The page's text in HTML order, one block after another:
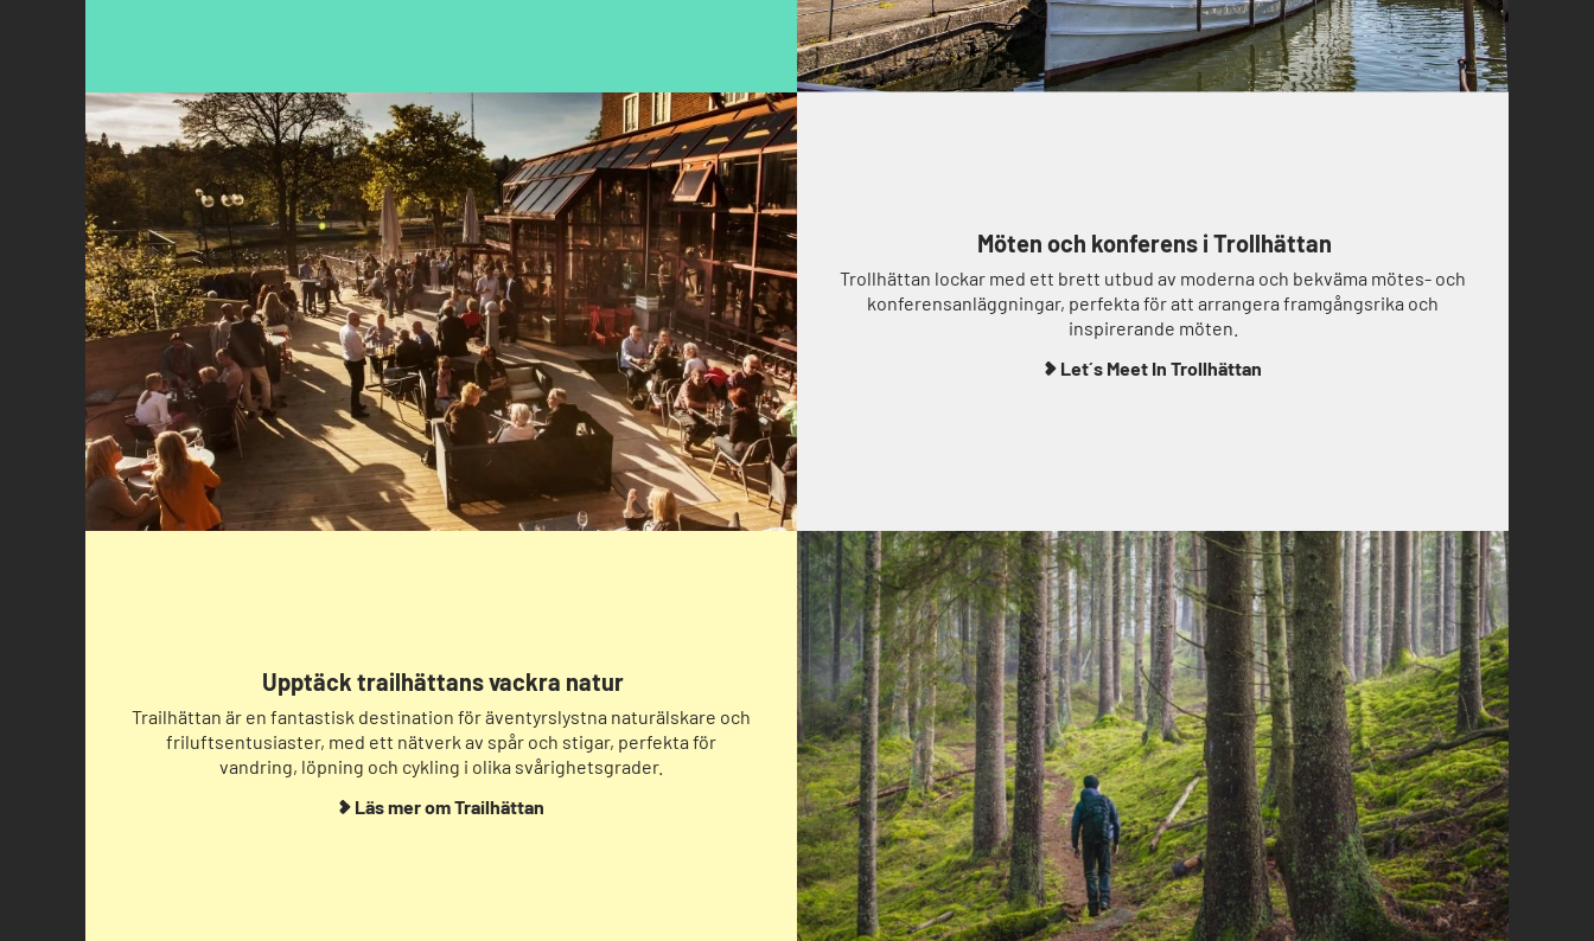
Möten och konferens i Trollhättan
Trollhättan lockar med ett brett utbud av moderna och bekväma mötes- och
konferensanläggningar, perfekta för att arrangera framgångsrika och
inspirerande möten.
Let´s Meet In Trollhättan
Upptäck trailhättans vackra natur
Trailhättan är en fantastisk destination för äventyrslystna naturälskare och
friluftsentusiaster, med ett nätverk av spår och stigar, perfekta för
vandring, löpning och cykling i olika svårighetsgrader.
Läs mer om Trailhättan